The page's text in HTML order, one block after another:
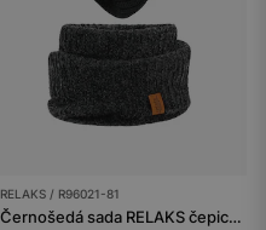
RELAKS / R96021-81
Černošedá sada RELAKS čepice s chlupatým bambulí a nákrčník